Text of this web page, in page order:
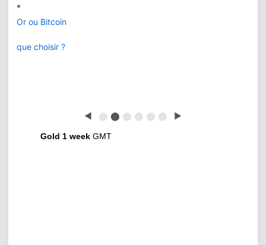
*
Or ou Bitcoin
que choisir ?
◀ ⬤ ⬤ ⬤ ⬤ ⬤ ⬤ ▶
Gold 1 week GMT